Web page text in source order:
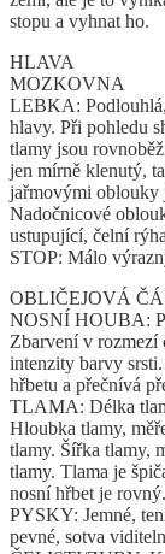
stopu a vyhnat ho.
HLAVA
MOZKOVNA
LEBKA:
hlavy. Při pohledu
tlamy jsou
jen mírně klenutý,
jařmovými oblouky
Nadočnicové
ustupující, čelní
STOP: Málo
OBLIČEJOVÁ
NOSNÍ HOUBA:
Zbarvení v rozmezí
intenzity barvy
hřbetu a přečnívá
TLAMA: Délka
Hloubka tlamy,
tlamy. Šířka tlamy,
tlamy. Tlama je
nosní hřbet je rovný.
PYSKY: Jemné,
pevné, sotva